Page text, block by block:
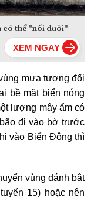
có thể "nối đuôi"
mưa tương đối
bề mặt biển nóng
lượng mây ẩm có
đi vào bờ trước
vào Biển Đông thì
vùng đánh bắt
15) hoặc nên